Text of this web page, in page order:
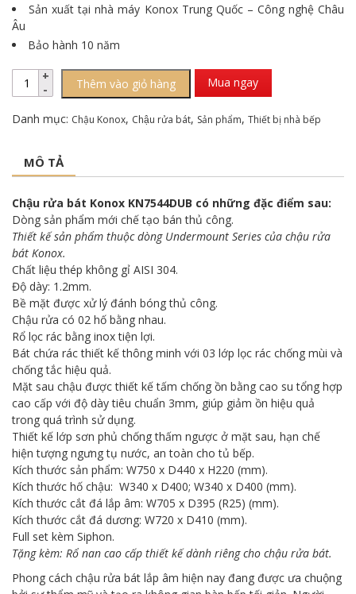
Sản xuất tại nhà máy Konox Trung Quốc – Công nghệ Châu
Âu
Bảo hành 10 năm
Thêm vào giỏ hàng Mua ngay
Danh mục: Chậu Konox, Chậu rửa bát, Sản phẩm, Thiết bị nhà bếp
MÔ TẢ
Chậu rửa bát Konox KN7544DUB có những đặc điểm sau:
Dòng sản phẩm mới chế tạo bán thủ công.
Thiết kế sản phẩm thuộc dòng Undermount Series của chậu rửa
bát Konox.
Chất liệu thép không gỉ AISI 304.
Độ dày: 1.2mm.
Bề mặt được xử lý đánh bóng thủ công.
Chậu rửa có 02 hố bằng nhau.
Rổ lọc rác bằng inox tiện lợi.
Bát chứa rác thiết kế thông minh với 03 lớp lọc rác chống mùi và
chống tắc hiệu quả.
Mặt sau chậu được thiết kế tấm chống ồn bằng cao su tổng hợp
cao cấp với độ dày tiêu chuẩn 3mm, giúp giảm ồn hiệu quả
trong quá trình sử dụng.
Thiết kế lớp sơn phủ chống thấm ngược ở mặt sau, hạn chế
hiện tượng ngưng tụ nước, an toàn cho tủ bếp.
Kích thước sản phẩm: W750 x D440 x H220 (mm).
Kích thước hố chậu: W340 x D400; W340 x D400 (mm).
Kích thước cắt đá lắp âm: W705 x D395 (R25) (mm).
Kích thước cắt đá dương: W720 x D410 (mm).
Full set kèm Siphon.
Tặng kèm: Rổ nan cao cấp thiết kế dành riêng cho chậu rửa bát.
Phong cách chậu rửa bát lắp âm hiện nay đang được ưa chuộng